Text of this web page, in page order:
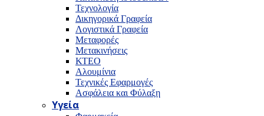
Τεχνολογία
Δικηγορικά Γραφεία
Λογιστικά Γραφεία
Μεταφορές
Μετακινήσεις
ΚΤΕΟ
Αλουμίνια
Τεχνικές Εφαρμογές
Ασφάλεια και Φύλαξη
Υγεία